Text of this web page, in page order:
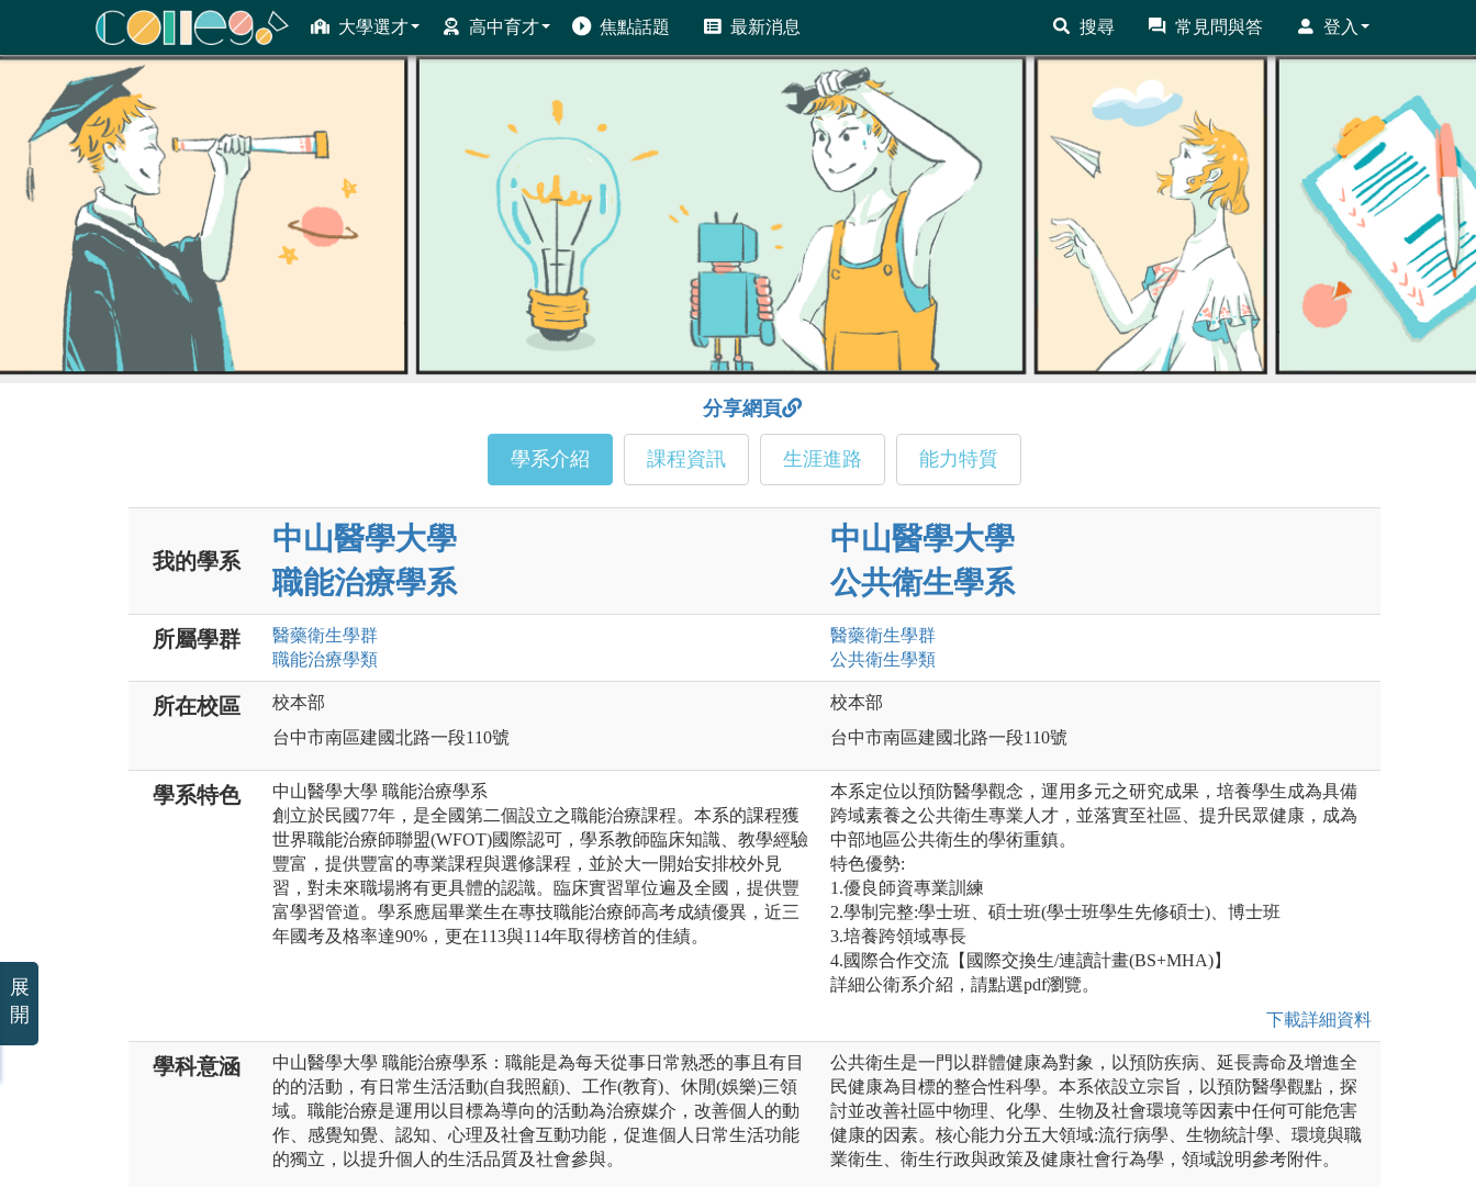
大學選才 高中育才 焦點話題 最新消息 搜尋 常見問與答 登入
ColleGo! 大學選才與高中育才輔助系統
分享網頁
學系介紹 課程資訊 生涯進路 能力特質
我的學系
中山醫學大學
職能治療學系
中山醫學大學
公共衛生學系
所屬學群 醫藥衛生學群
職能治療學類
醫藥衛生學群
公共衛生學類
所在校區
校本部
台中市南區建國北路一段110號
校本部
台中市南區建國北路一段110號
學系特色
中山醫學大學 職能治療學系
創立於民國77年，是全國第二個設立之職能治療課程。本系的課程獲
世界職能治療師聯盟(WFOT)國際認可，學系教師臨床知識、教學經驗
豐富，提供豐富的專業課程與選修課程，並於大一開始安排校外見
習，對未來職場將有更具體的認識。臨床實習單位遍及全國，提供豐
富學習管道。學系應屆畢業生在專技職能治療師高考成績優異，近三
年國考及格率達90%，更在113與114年取得榜首的佳績。
本系定位以預防醫學觀念，運用多元之研究成果，培養學生成為具備
跨域素養之公共衛生專業人才，並落實至社區、提升民眾健康，成為
中部地區公共衛生的學術重鎮。
特色優勢:
1.優良師資專業訓練
2.學制完整:學士班、碩士班(學士班學生先修碩士)、博士班
3.培養跨領域專長
4.國際合作交流【國際交換生/連讀計畫(BS+MHA)】
詳細公衛系介紹，請點選pdf瀏覽。
下載詳細資料
學科意涵
中山醫學大學 職能治療學系：職能是為每天從事日常熟悉的事且有目
的的活動，有日常生活活動(自我照顧)、工作(教育)、休閒(娛樂)三領
域。職能治療是運用以目標為導向的活動為治療媒介，改善個人的動
作、感覺知覺、認知、心理及社會互動功能，促進個人日常生活功能
的獨立，以提升個人的生活品質及社會參與。
公共衛生是一門以群體健康為對象，以預防疾病、延長壽命及增進全
民健康為目標的整合性科學。本系依設立宗旨，以預防醫學觀點，探
討並改善社區中物理、化學、生物及社會環境等因素中任何可能危害
健康的因素。核心能力分五大領域:流行病學、生物統計學、環境與職
業衛生、衛生行政與政策及健康社會行為學，領域說明參考附件。
展
開